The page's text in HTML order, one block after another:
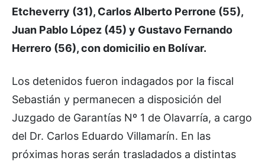
Etcheverry (31), Carlos Alberto Perrone (55),
Juan Pablo López (45) y Gustavo Fernando
Herrero (56), con domicilio en Bolívar.
Los detenidos fueron indagados por la fiscal
Sebastián y permanecen a disposición del
Juzgado de Garantías Nº 1 de Olavarría, a cargo
del Dr. Carlos Eduardo Villamarín. En las
próximas horas serán trasladados a distintas